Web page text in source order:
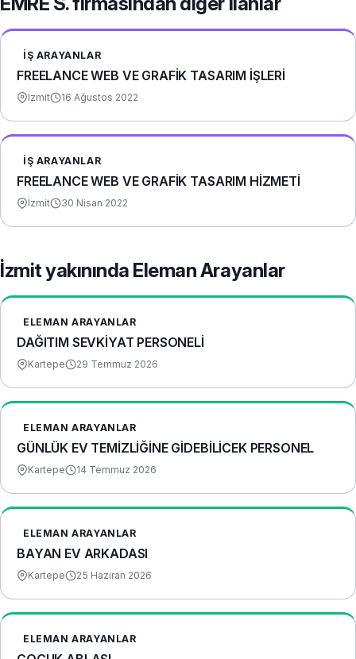
İŞ ARAYANLAR
FREELANCE WEB VE GRAFİK TASARIM İŞLERİ
İzmit 16 Ağustos 2022
İŞ ARAYANLAR
FREELANCE WEB VE GRAFİK TASARIM HİZMETİ
İzmit 30 Nisan 2022
İzmit yakınında Eleman Arayanlar
ELEMAN ARAYANLAR
DAĞITIM SEVKİYAT PERSONELİ
Kartepe 29 Temmuz 2026
ELEMAN ARAYANLAR
GÜNLÜK EV TEMİZLİĞİNE GİDEBİLİCEK PERSONEL
Kartepe 14 Temmuz 2026
ELEMAN ARAYANLAR
BAYAN EV ARKADASI
Kartepe 25 Haziran 2026
ELEMAN ARAYANLAR